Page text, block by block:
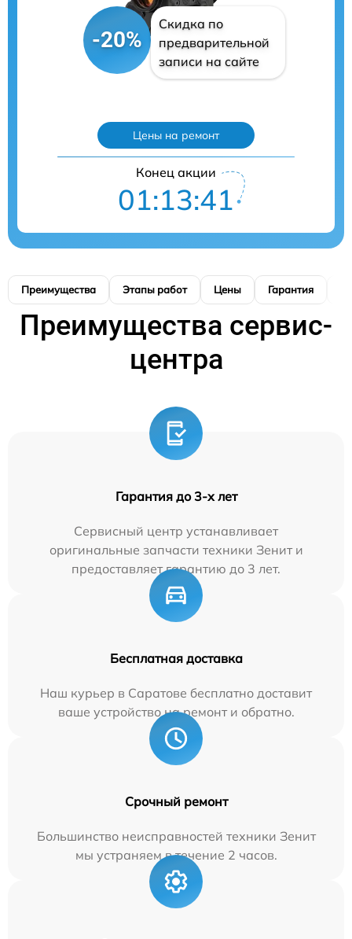
-20%
Скидка по
предварительной
записи на сайте
Цены на ремонт
Конец акции
01:13:40
Преимущества Этапы работ Цены Гарантия
Преимущества сервис-
центра
Гарантия до 3-х лет
Сервисный центр устанавливает
оригинальные запчасти техники Зенит и
предоставляет гарантию до 3 лет.
Бесплатная доставка
Наш курьер в Саратове бесплатно доставит
ваше устройство на ремонт и обратно.
Срочный ремонт
Большинство неисправностей техники Зенит
мы устраняем в течение 2 часов.